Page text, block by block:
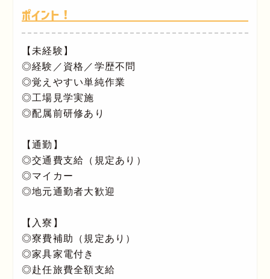
ポイント！
【未経験】
◎経験／資格／学歴不問
◎覚えやすい単純作業
◎工場見学実施
◎配属前研修あり
【通勤】
◎交通費支給（規定あり）
◎マイカー
◎地元通勤者大歓迎
【入寮】
◎寮費補助（規定あり）
◎家具家電付き
◎赴任旅費全額支給